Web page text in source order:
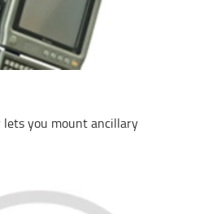
lets you mount ancillary